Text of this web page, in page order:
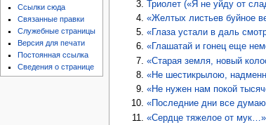
Триолет («Я не уйду от
«Желтых листьев буйное
«Глаза устали в даль
«Глашатай и гонец еще
«Старая земля, новый
«Не шестикрылою,
«Не нужен нам покой
«Последние дни все
«Сердце тяжелое от мук…»
Ссылки сюда
Связанные правки
Служебные страницы
Версия для печати
Постоянная ссылка
Сведения о странице